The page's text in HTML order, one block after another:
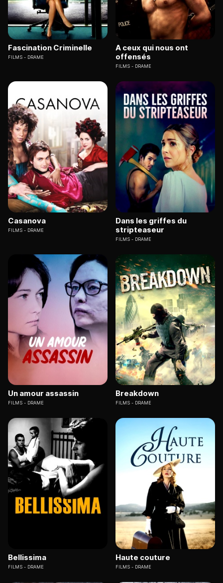
Fascination Criminelle
FILMS DRAME
A ceux qui nous ont
offensés
FILMS DRAME
Casanova
FILMS DRAME
Dans les griffes du
stripteaseur
FILMS DRAME
Un amour assassin
FILMS DRAME
Breakdown
FILMS DRAME
Bellissima
FILMS DRAME
Haute couture
FILMS DRAME